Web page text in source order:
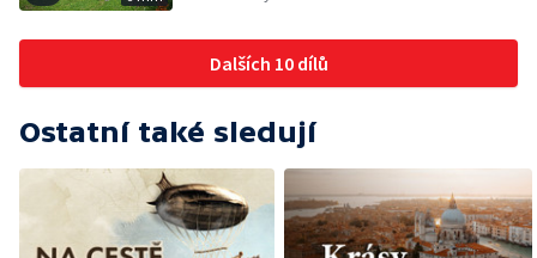
Dalších 10 dílů
Ostatní také sledují